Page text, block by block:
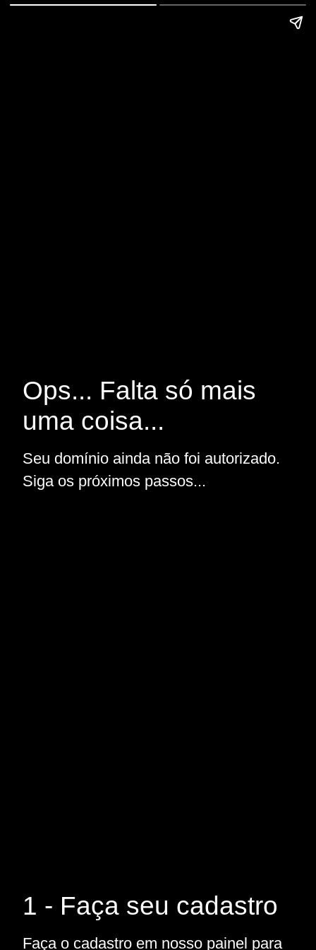
Ops... Falta só mais
uma coisa...
Seu domínio ainda não foi autorizado.
Siga os próximos passos...
1 - Faça seu cadastro
Faça o cadastro em nosso painel para